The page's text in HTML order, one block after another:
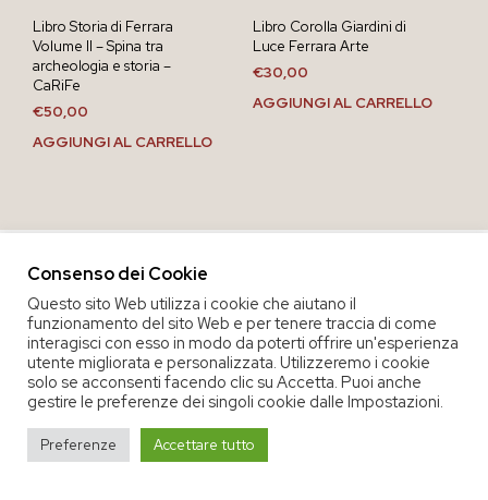
Libro Storia di Ferrara
Volume II – Spina tra
archeologia e storia –
CaRiFe
€50,00
AGGIUNGI AL CARRELLO
Libro Corolla Giardini di
Luce Ferrara Arte
€30,00
AGGIUNGI AL CARRELLO
COPYRIGHT 2020 COOP. SOC. OFFICINA 68 |
TERMINI E CONDIZIONI DEL SERVIZIO|
Consenso dei Cookie
Questo sito Web utilizza i cookie che aiutano il
funzionamento del sito Web e per tenere traccia di come
interagisci con esso in modo da poterti offrire un'esperienza
utente migliorata e personalizzata. Utilizzeremo i cookie
solo se acconsenti facendo clic su Accetta. Puoi anche
gestire le preferenze dei singoli cookie dalle Impostazioni.
Preferenze Accettare tutto